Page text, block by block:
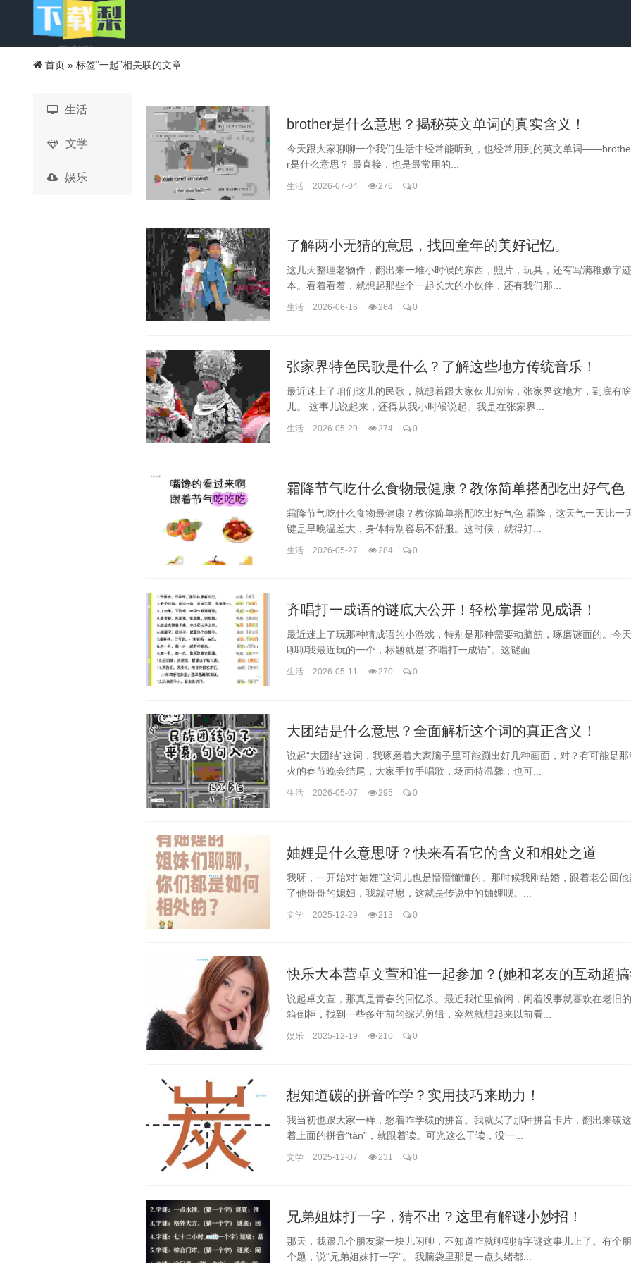
首页 » 标签“一起”相关联的文章
生活
文学
娱乐
brother是什么意思？揭秘英文单词的真实含义！
今天跟大家聊聊一个我们生活中经常能听到，也经常用到的英文单词
r是什么意思？ 最直接，也是最常用的...
生活 2026-07-04 276 0
了解两小无猜的意思，找回童年的美好记忆。
这几天整理老物件，翻出来一堆小时候的东西，照片，玩具，还有写满稚嫩字
本。看着看着，就想起那些个一起长大的小伙伴，还有我们那...
生活 2026-06-16 264 0
张家界特色民歌是什么？了解这些地方传统音乐！
最近迷上了咱们这儿的民歌，就想着跟大家伙儿唠唠，张家界这地方，到底有
儿。 这事儿说起来，还得从我小时候说起。我是在张家界...
生活 2026-05-29 274 0
霜降节气吃什么食物最健康？教你简单搭配吃出好气色
霜降节气吃什么食物最健康？教你简单搭配吃出好气色 霜降，这天气一天比一
键是早晚温差大，身体特别容易不舒服。这时候，就得好...
生活 2026-05-27 284 0
齐唱打一成语的谜底大公开！轻松掌握常见成语！
最近迷上了玩那种猜成语的小游戏，特别是那种需要动脑筋，琢磨谜面的。今
聊聊我最近玩的一个，标题就是“齐唱打一成语”。这谜面...
生活 2026-05-11 270 0
大团结是什么意思？全面解析这个词的真正含义！
说起“大团结”这词，我琢磨着大家脑子里可能蹦出好几种画面，对？有可能是那
火的春节晚会结尾，大家手拉手唱歌，场面特温馨；也可...
生活 2026-05-07 295 0
妯娌是什么意思呀？快来看看它的含义和相处之道
我呀，一开始对“妯娌”这词儿也是懵懵懂懂的。那时候我刚结婚，跟着老公回
了他哥哥的媳妇，我就寻思，这就是传说中的妯娌呗。...
文学 2025-12-29 213 0
快乐大本营卓文萱和谁一起参加？(她和老友的互动超
说起卓文萱，那真是青春的回忆杀。最近我忙里偷闲，闲着没事就喜欢在老旧
箱倒柜，找到一些多年前的综艺剪辑，突然就想起来以前看...
娱乐 2025-12-19 210 0
想知道碳的拼音咋学？实用技巧来助力！
我当初也跟大家一样，愁着咋学碳的拼音。我就买了那种拼音卡片，翻出来碳
着上面的拼音“tàn”，就跟着读。可光这么干读，没一...
文学 2025-12-07 231 0
兄弟姐妹打一字，猜不出？这里有解谜小妙招！
那天，我跟几个朋友聚一块儿闲聊，不知道咋就聊到猜字谜这事儿上了。有个
个题，说“兄弟姐妹打一字”。 我脑袋里那是一点头绪都...